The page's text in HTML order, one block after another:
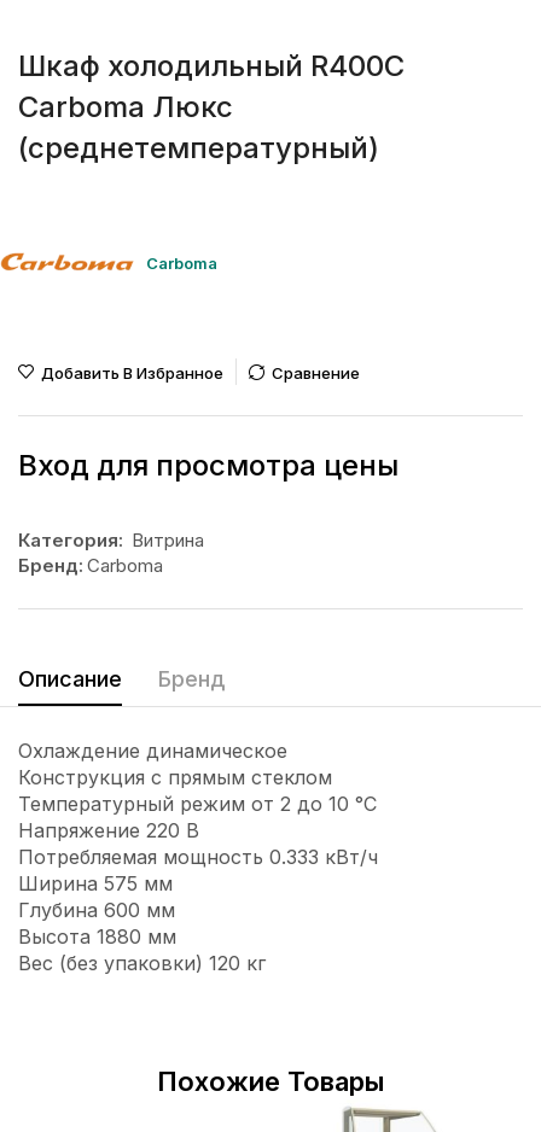
Шкаф холодильный R400C
Carboma Люкс
(среднетемпературный)
Carboma
Добавить В Избранное Сравнение
Вход для просмотра цены
Категория: Витрина
Бренд: Carboma
Описание Бренд
Охлаждение динамическое
Конструкция с прямым стеклом
Температурный режим от 2 до 10 °С
Напряжение 220 В
Потребляемая мощность 0.333 кВт/ч
Ширина 575 мм
Глубина 600 мм
Высота 1880 мм
Вес (без упаковки) 120 кг
Похожие Товары